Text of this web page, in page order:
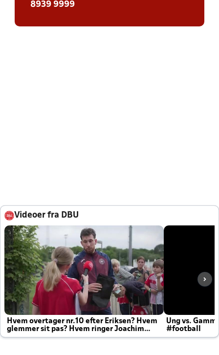
8939 9999
Videoer fra DBU
Hvem overtager nr.10 efter Eriksen? Hvem
glemmer sit pas? Hvem ringer Joachim
altid til efter kampe?
Ung vs.
#football